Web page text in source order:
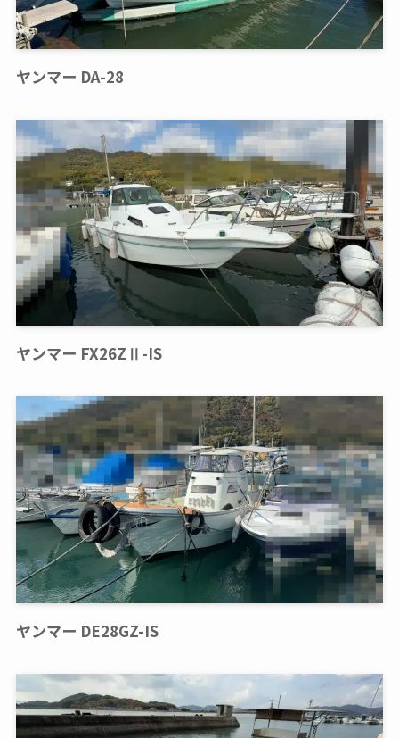
ヤンマー DA-28
ヤンマー FX26ZⅡ-IS
ヤンマー DE28GZ-IS